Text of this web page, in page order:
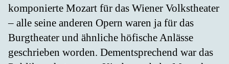
komponierte Mozart für das Wiener Volkstheater
– alle seine anderen Opern waren ja für das
Burgtheater und ähnliche höfische Anlässe
geschrieben worden. Dementsprechend war das